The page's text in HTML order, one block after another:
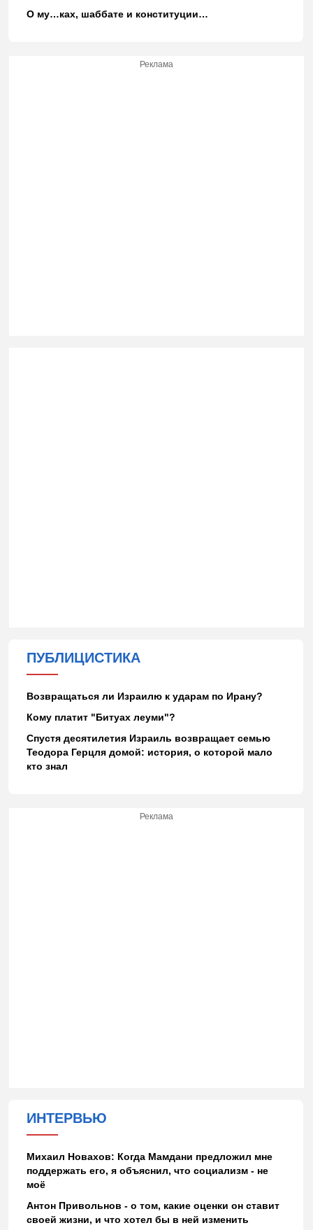
О му…ках, шаббате и конституции…
Реклама
ПУБЛИЦИСТИКА
Возвращаться ли Израилю к ударам по Ирану?
Кому платит "Битуах леуми"?
Спустя десятилетия Израиль возвращает семью
Теодора Герцля домой: история, о которой мало
кто знал
Реклама
ИНТЕРВЬЮ
Михаил Новахов: Когда Мамдани предложил мне
поддержать его, я объяснил, что социализм - не
моё
Антон Привольнов - о том, какие оценки он ставит
своей жизни, и что хотел бы в ней изменить